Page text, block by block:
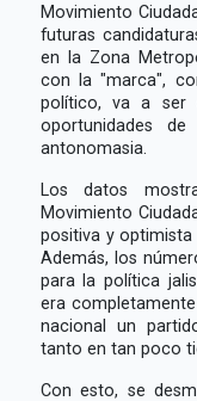
Movimiento
futuras
en la Zona
con la "marca",
político, va a ser
oportunidades
antonomasia.
Los datos
Movimiento
positiva y
Además, los
para la política
era
nacional un
tanto en tan poco
Con esto, se